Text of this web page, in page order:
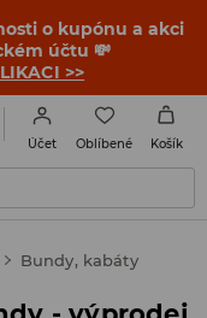
o kupónu a akci
účtu 💸
>>
Účet Oblíbené Košík
Bundy, kabáty